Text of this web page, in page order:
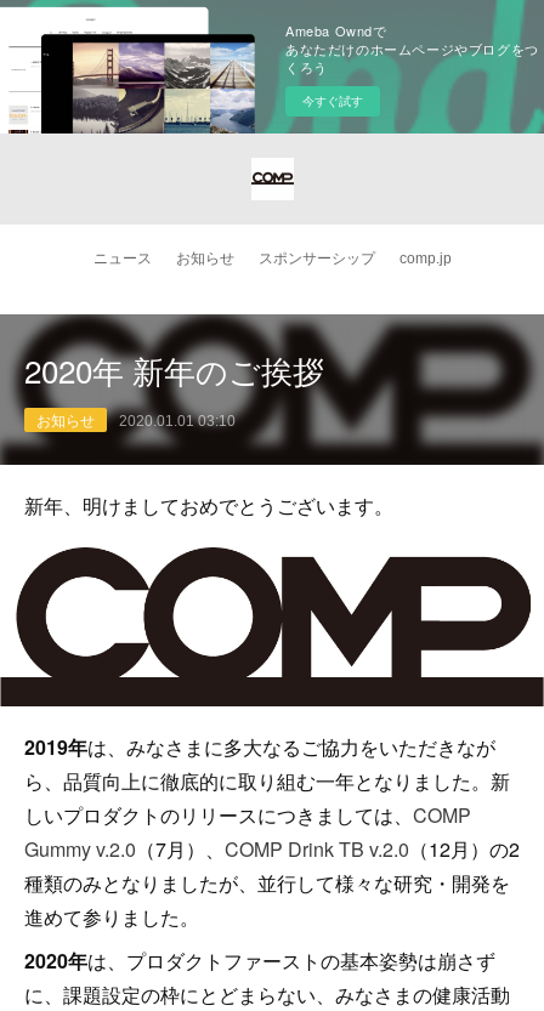
Ameba Owndで
あなただけのホームページやブログをつ
くろう
今すぐ試す
ニュース お知らせ スポンサーシップ comp.jp
2020年 新年のご挨拶
お知らせ 2020.01.01 03:10
新年、明けましておめでとうございます。
2019年は、みなさまに多大なるご協力をいただきなが
ら、品質向上に徹底的に取り組む一年となりました。新
しいプロダクトのリリースにつきましては、 COMP
Gummy v.2.0 （7月）、 COMP Drink TB v.2.0 （12月）の2
種類のみとなりましたが、並行して様々な研究・開発を
進めて参りました。
2020年は、プロダクトファーストの基本姿勢は崩さず
に、課題設定の枠にとどまらない、みなさまの健康活動